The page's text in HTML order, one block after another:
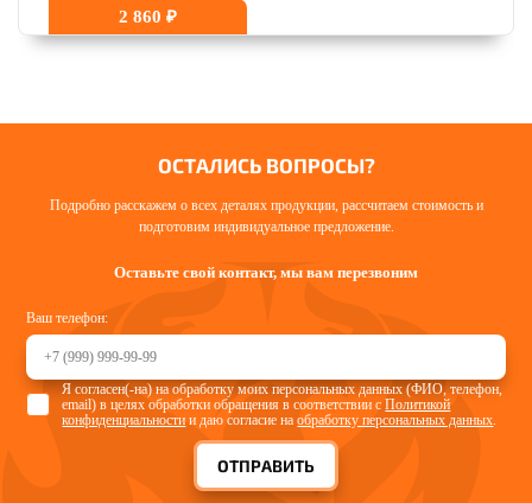
2 860 ₽
ОСТАЛИСЬ ВОПРОСЫ?
Подробно расскажем о всех деталях продукции, рассчитаем стоимость и
подготовим индивидуальное предложение.
Оставьте свой контакт, мы вам перезвоним
Ваш телефон:
ОТПРАВИТЬ
Я согласен(-на) на обработку моих персональных данных (ФИО, телефон,
email) в целях обработки обращения в соответствии сПолитикой
конфиденциальности и даю согласие наобработку персональных данных